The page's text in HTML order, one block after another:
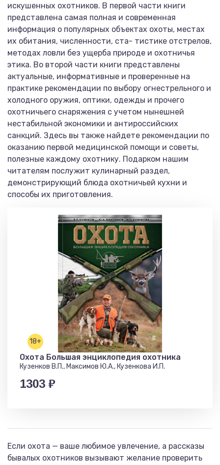
искушенных охотников. В первой части книги
представлена самая полная и современная
информация о популярных объектах охоты, местах
их обитания, численности, ста- тистике отстрелов,
методах ловли без ущерба природе и охотничья
этика. Во второй части книги представлены
актуальные, информативные и проверенные на
практике рекомендации по выбору огнестрельного и
холодного оружия, оптики, одежды и прочего
охотничьего снаряжения с учетом нынешней
нестабильной экономики и антироссийских
санкций. Здесь вы также найдете рекомендации по
оказанию первой медицинской помощи и советы,
полезные каждому охотнику. Подарком нашим
читателям послужит кулинарный раздел,
демонстрирующий блюда охотничьей кухни и
способы их приготовления.
18+
Охота Большая энциклопедия охотника
Кузенков В.П., Максимов Ю.А., Кузенкова И.П.
1303 ₽
Если охота — ваше любимое увлечение, а рассказы
бывалых охотников вызывают желание проверить